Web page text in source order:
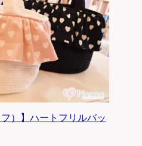
フ）】ハートフリルバッ